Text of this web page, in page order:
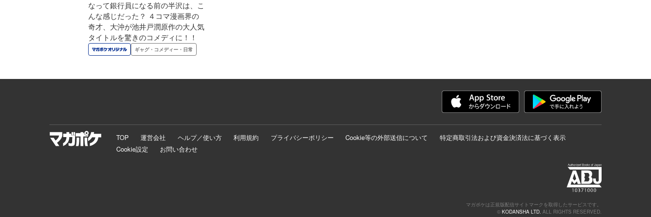
なって銀行員になる前の半沢は、こ
んな感じだった？ ４コマ漫画界の
奇才、大沖が池井戸潤原作の大人気
タイトルを驚きのコメディに！！
ギャグ・コメディー・日常
TOP 運営会社 ヘルプ／使い方 利用規約 プライバシーポリシー Cookie等の外部送信について
特定商取引法および資金決済法に基づく表示
Cookie設定
お問い合わせ
マガポケは正規版配信サイトマークを取得したサービスです。
© KODANSHA LTD. ALL RIGHTS RESERVED.